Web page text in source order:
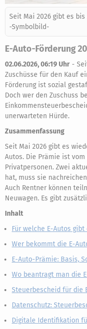
Seit Mai 2026 gibt es bis
-Symbolbild-
E-Auto-Förderung
02.06.2026, 06:19 Uhr -
Zuschüsse für den Kauf
Förderung ist sozial
Doch wer den Zuschuss
unerwarteten Hürde.
Zusammenfassung
Seit Mai 2026 gibt es
Autos. Die Prämie ist
Privatpersonen. Zwei
hat, muss sie
Auch Rentner können
Neuwagen. Es gibt
Inhalt
Für welche E-Autos
Wer bekommt die E-
E-Auto-Prämie: Basis,
Wo beantragt man die
Steuerbescheid für die
Datenschutz:
Digitale Identifikation